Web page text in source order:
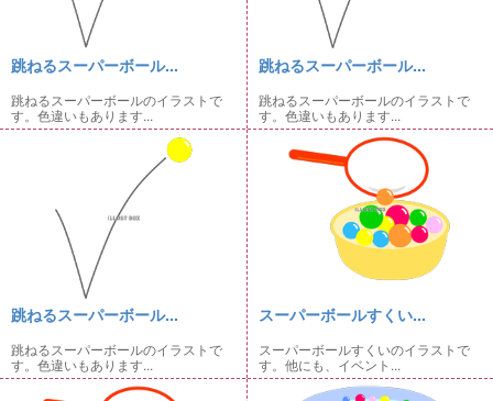
跳ねるスーパーボール...
跳ねるスーパーボールのイラストで
す。色違いもあります...
跳ねるスーパーボール...
跳ねるスーパーボールのイラストで
す。色違いもあります...
跳ねるスーパーボール...
跳ねるスーパーボールのイラストで
す。色違いもあります...
スーパーボールすくい...
スーパーボールすくいのイラストで
す。他にも、イベント...